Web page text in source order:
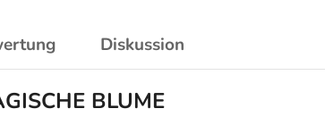
Diskussion
BLUME